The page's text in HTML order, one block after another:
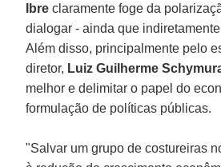
Ibreclaramente foge da
dialogar - ainda que
Além disso, principalmente pelo
diretor, Luiz Guilherme
melhor e delimitar o papel do
formulação de políticas públicas.
"Salvar um grupo de costureiras